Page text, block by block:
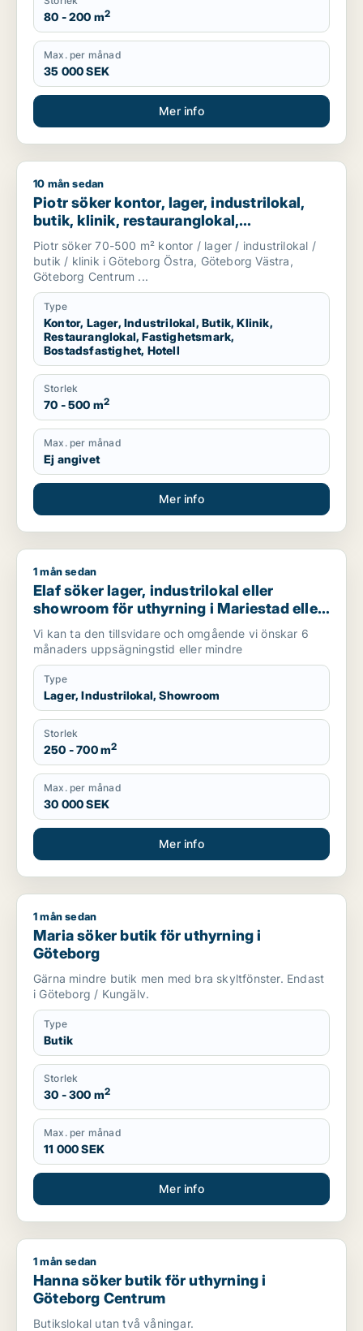
80 - 200 m2
Max. per månad
35 000 SEK
Mer info
Piotr söker kontor, lager, industrilokal, butik, klinik,
10 mån sedan
Piotr söker kontor, lager, industrilokal,
butik, klinik, restauranglokal,
fastighetsmark, bostadsfastighet eller
hotell till salu i Göteborg
Piotr söker 70-500 m² kontor / lager / industrilokal /
butik / klinik i Göteborg Östra, Göteborg Västra,
Göteborg Centrum ...
Type
Kontor, Lager, Industrilokal, Butik, Klinik,
Restauranglokal, Fastighetsmark,
Bostadsfastighet, Hotell
Storlek
70 - 500 m2
Max. per månad
Ej angivet
Mer info
Elaf söker lager, industrilokal eller showroom för uthyrning i
1 mån sedan
Elaf söker lager, industrilokal eller
showroom för uthyrning i Mariestad eller
Göteborg
Vi kan ta den tillsvidare och omgående vi önskar 6
månaders uppsägningstid eller mindre
Type
Lager, Industrilokal, Showroom
Storlek
250 - 700 m2
Max. per månad
30 000 SEK
Mer info
Maria söker butik för uthyrning i Göteborg
1 mån sedan
Maria söker butik för uthyrning i
Göteborg
Gärna mindre butik men med bra skyltfönster. Endast
i Göteborg / Kungälv.
Type
Butik
Storlek
30 - 300 m2
Max. per månad
11 000 SEK
Mer info
Hanna söker butik för uthyrning i Göteborg Centrum
1 mån sedan
Hanna söker butik för uthyrning i
Göteborg Centrum
Butikslokal utan två våningar.